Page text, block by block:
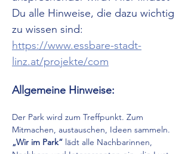
Du alle Hinweise, die dazu wichtig
zu wissen sind:
https://www.essbare-stadt-
linz.at/projekte/com
Allgemeine Hinweise:
Der Park wird zum Treffpunkt. Zum
Mitmachen, austauschen, Ideen sammeln.
„Wir im Park“ lädt alle Nachbarinnen,